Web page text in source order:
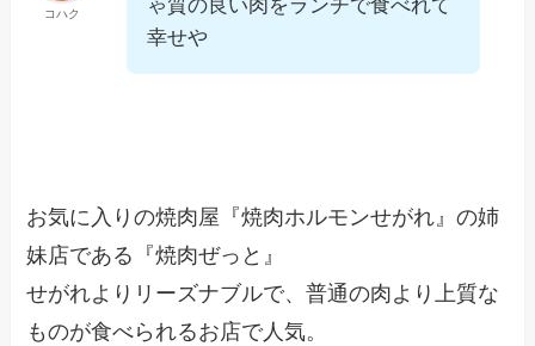
コハク
ゃ質の良い肉をランチで食べれて
幸せや
お気に入りの焼肉屋『焼肉ホルモンせがれ』の姉
妹店である『焼肉ぜっと』
せがれよりリーズナブルで、普通の肉より上質な
ものが食べられるお店で人気。